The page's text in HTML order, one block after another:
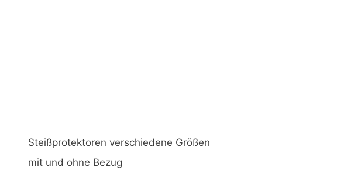
Steißprotektoren verschiedene Größen
mit und ohne Bezug